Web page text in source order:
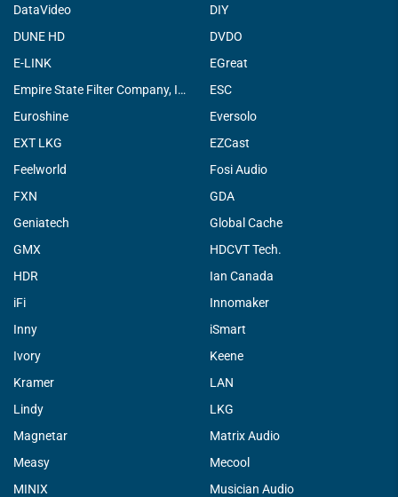
DataVideo
DIY
DUNE HD
DVDO
E-LINK
EGreat
Empire State Filter Company, INC.
ESC
Euroshine
Eversolo
EXT LKG
EZCast
Feelworld
Fosi Audio
FXN
GDA
Geniatech
Global Cache
GMX
HDCVT Tech.
HDR
Ian Canada
iFi
Innomaker
Inny
iSmart
Ivory
Keene
Kramer
LAN
Lindy
LKG
Magnetar
Matrix Audio
Measy
Mecool
MINIX
Musician Audio